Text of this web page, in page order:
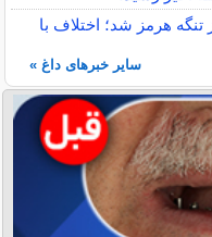
تنگه هرمز شد؛ اختلاف با
سایر خبرهای داغ »